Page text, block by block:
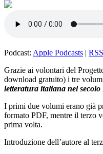
Podcast: Apple Podcasts | RSS
Grazie ai volontari del
download gratuito) i tre
letteratura italiana nel
I primi due volumi erano già
formato PDF, mentre il terzo
prima volta.
Introduzione dell’autore al